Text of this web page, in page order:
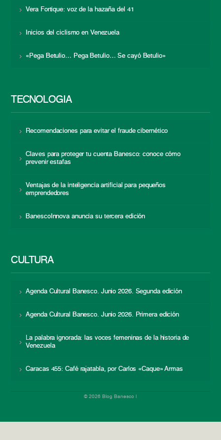
Vera Fortique: voz de la hazaña del 41
Inicios del ciclismo en Venezuela
«Pega Betulio… Pega Betulio… Se cayó Betulio»
TECNOLOGÍA
Recomendaciones para evitar el fraude cibernético
Claves para proteger tu cuenta Banesco: conoce cómo
prevenir estafas
Ventajas de la inteligencia artificial para pequeños
emprendedores
BanescoInnova anuncia su tercera edición
CULTURA
Agenda Cultural Banesco. Junio 2026. Segunda edición
Agenda Cultural Banesco. Junio 2026. Primera edición
La palabra ignorada: las voces femeninas de la historia de
Venezuela
Caracas 455: Café rajatabla, por Carlos «Caque» Armas
© 2026 Blog Banesco |